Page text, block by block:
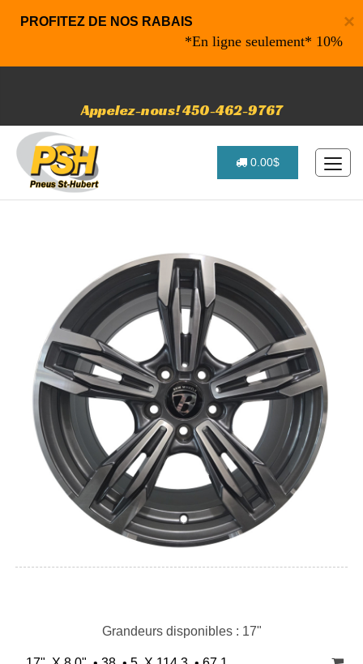
×
PROFITEZ DE NOS RABAIS
*En ligne seulement* 10% de
Appelez-nous! 450-462-9767
0.00$
Grandeurs disponibles : 17"